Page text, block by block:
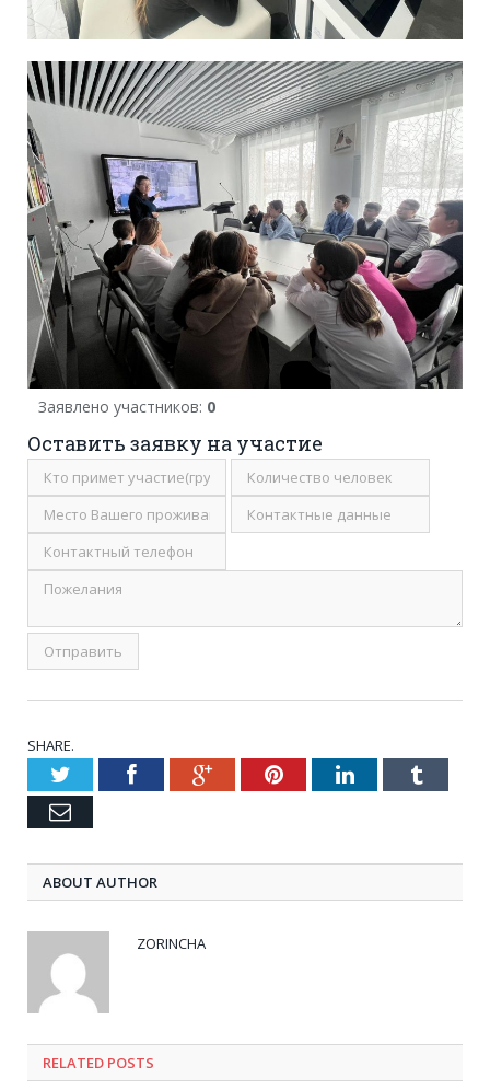
Заявлено участников: 0
Оставить заявку на участие
SHARE.
TwitterFacebookGoogle+PinterestLinkedInTumblr
Email
ABOUT AUTHOR
ZORINCHA
RELATED POSTS